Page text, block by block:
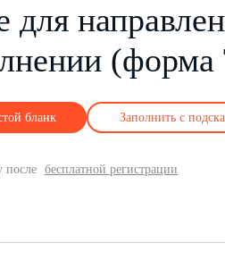
для
(форма
бланк Заполнить с
после бесплатной регистрации